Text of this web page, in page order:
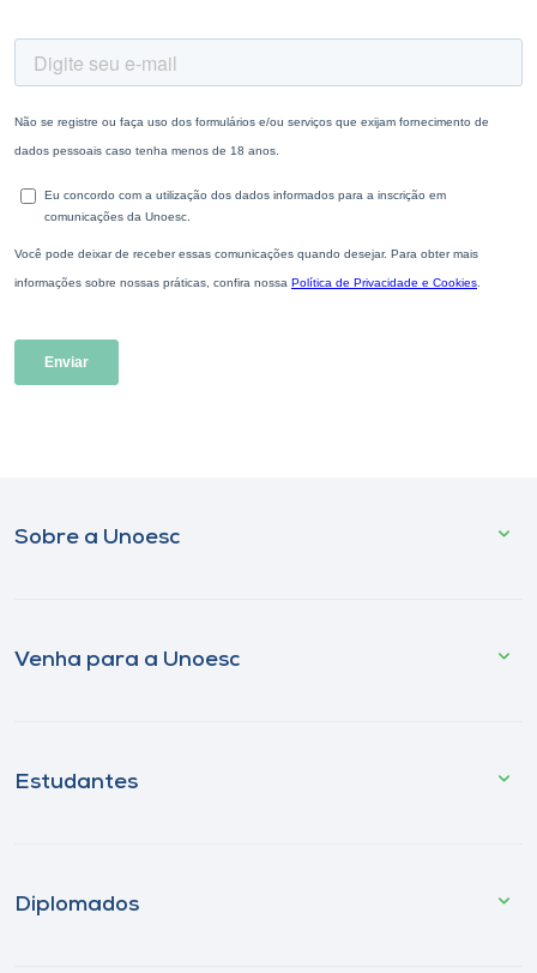
Sobre a Unoesc
Venha para a Unoesc
Estudantes
Diplomados